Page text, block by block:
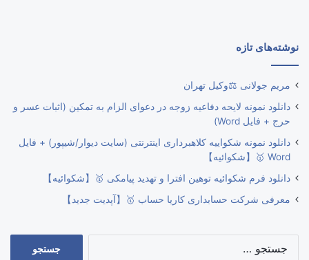
نوشته‌های تازه
مریم جولانی ⚖️وکیل تهران
دانلود نمونه لایحه دفاعیه زوجه در دعوای الزام به تمکین (اثبات عسر و
حرج + فایل Word)
دانلود نمونه شکواییه کلاهبرداری اینترنتی (سایت دیوار/شیپور) + فایل
Word 🥇【شکوائیه】
دانلود فرم شکوائیه توهین افترا و تهدید پیامکی 🥇【شکوائیه】
معرفی شرکت حسابداری کاریا حساب 🥇【آپدیت جدید】